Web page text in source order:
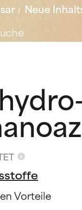
Neue
Vorteile